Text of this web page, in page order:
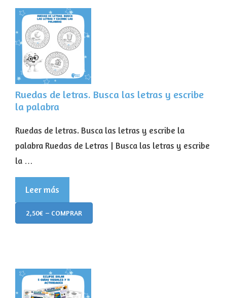
Ruedas de letras. Busca las letras y escribe
la palabra
Ruedas de letras. Busca las letras y escribe la
palabra Ruedas de Letras | Busca las letras y escribe
la …
Leer más
2,50€ – COMPRAR